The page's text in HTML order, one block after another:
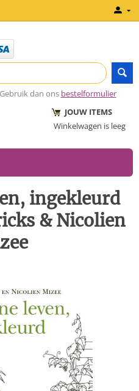
dan ons bestelformulier
JOUW ITEMS
Winkelwagen is leeg
ingekleurd
& Nicolien